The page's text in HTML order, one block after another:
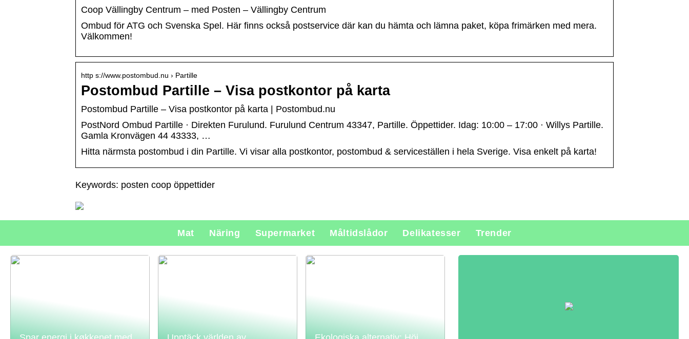
Coop Vällingby Centrum – med Posten – Vällingby Centrum
Ombud för ATG och Svenska Spel. Här finns också postservice där kan du hämta och lämna paket, köpa frimärken med mera.
Välkommen!
http s://www.postombud.nu › Partille
Postombud Partille – Visa postkontor på karta
Postombud Partille – Visa postkontor på karta | Postombud.nu
PostNord Ombud Partille · Direkten Furulund. Furulund Centrum 43347, Partille. Öppettider. Idag: 10:00 – 17:00 · Willys Partille.
Gamla Kronvägen 44 43333, …
Hitta närmsta postombud i din Partille. Vi visar alla postkontor, postombud & serviceställen i hela Sverige. Visa enkelt på karta!
Keywords: posten coop öppettider
Mat Näring Supermarket Måltidslådor Delikatesser Trender